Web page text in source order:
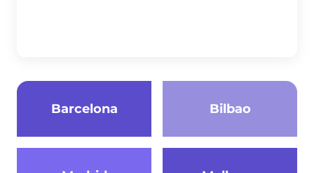
Barcelona Bilbao